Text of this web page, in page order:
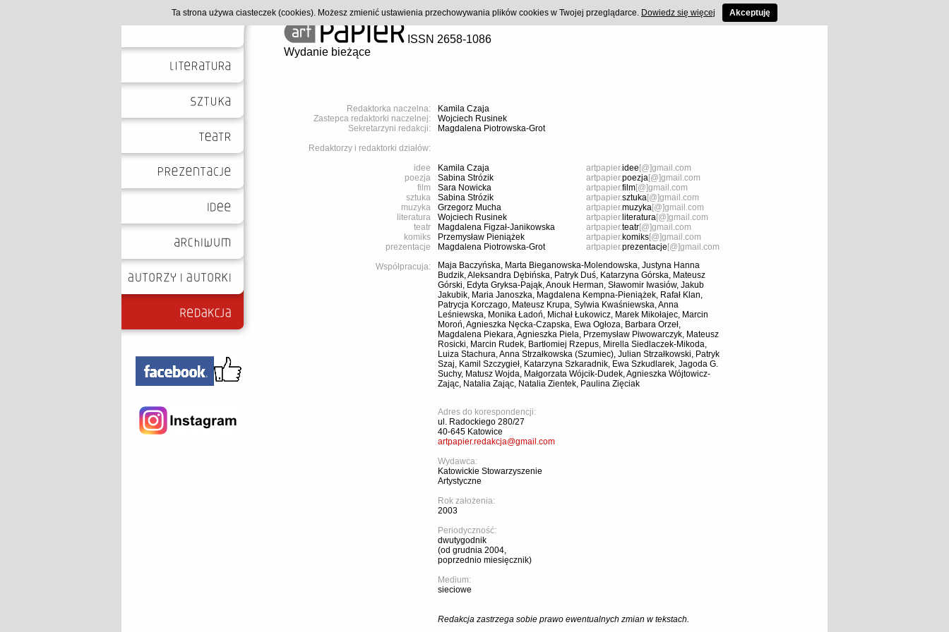
ISSN 2658-1086
Wydanie bieżące
Redaktorka naczelna:
Zastepca redaktorki naczelnej:
Sekretarzyni redakcji:
Redaktorzy i redaktorki działów:
idee
poezja
film
sztuka
muzyka
literatura
teatr
komiks
prezentacje
Współpracuja:
Kamila Czaja
Wojciech Rusinek
Magdalena Piotrowska-Grot
Kamila Czaja
Sabina Strózik
Sara Nowicka
Sabina Strózik
Grzegorz Mucha
Wojciech Rusinek
Magdalena Figzał-Janikowska
Przemysław Pieniążek
Magdalena Piotrowska-Grot
artpapier.idee [@]gmail.com
artpapier.poezja[@]gmail.com
artpapier.film[@]gmail.com
artpapier.sztuka[@]gmail.com
artpapier.muzyka[@]gmail.com
artpapier. literatura[@]gmail.com
artpapier.teatr[@]gmail.com
artpapier.komiks[@]gmail.com
artpapier.prezentacje [@]gmail.com
Maja Baczyńska, Marta Bieganowska-Molendowska, Justyna Hanna
Budzik, Aleksandra Dębińska, Patryk Duś, Katarzyna Górska, Mateusz
Górski, Edyta Gryksa-Pająk, Anouk Herman, Sławomir Iwasiów, Jakub
Jakubik, Maria Janoszka, Magdalena Kempna-Pieniążek, Rafał Klan,
Patrycja Korczago, Mateusz Krupa, Sylwia Kwaśniewska, Anna
Leśniewska, Monika Ładoń, Michał Łukowicz, Marek Mikołajec, Marcin
Moroń, Agnieszka Nęcka-Czapska, Ewa Ogłoza, Barbara Orzeł,
Magdalena Piekara, Agnieszka Piela, Przemysław Piwowarczyk, Mateusz
Rosicki, Marcin Rudek, Bartłomiej Rzepus, Mirella Siedlaczek-Mikoda,
Luiza Stachura, Anna Strzałkowska (Szumiec), Julian Strzałkowski, Patryk
Szaj, Kamil Szczygieł, Katarzyna Szkaradnik, Ewa Szkudlarek, Jagoda G.
Suchy, Matusz Wojda, Małgorzata Wójcik-Dudek, Agnieszka Wójtowicz-
Zając, Natalia Zając, Natalia Zientek, Paulina Zięciak
Adres do korespondencji:
ul. Radockiego 280/27
40-645 Katowice
artpapier.redakcja@gmail.com
Wydawca:
Katowickie Stowarzyszenie
Artystyczne
Rok założenia:
2003
Periodyczność:
dwutygodnik
(od grudnia 2004,
poprzednio miesięcznik)
Medium:
sieciowe
Redakcja zastrzega sobie prawo ewentualnych zmian w tekstach.
Ta strona używa ciasteczek (cookies). Możesz zmienić ustawienia przechowywania plików cookies w Twojej przeglądarce. Dowiedz się więcej Akceptuję